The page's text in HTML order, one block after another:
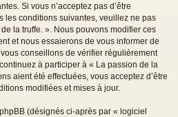
Si vous n’acceptez pas d’être
les conditions suivantes, veuillez ne pas
la truffe. ». Nous pouvons modifier ces
et nous essaierons de vous informer de
conseillons de vérifier régulièrement
à participer à « La passion de la
aient été effectuées, vous acceptez d’être
modifiées et mises à jour.
(désignés ci-après par « logiciel